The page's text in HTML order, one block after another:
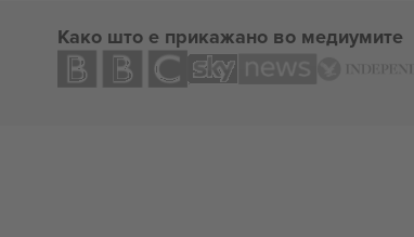
Како што е прикажано во медиумите